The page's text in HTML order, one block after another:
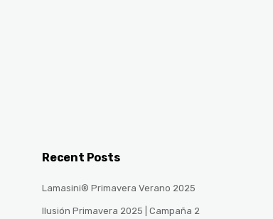
Recent Posts
Lamasini® Primavera Verano 2025
Ilusión Primavera 2025 | Campaña 2